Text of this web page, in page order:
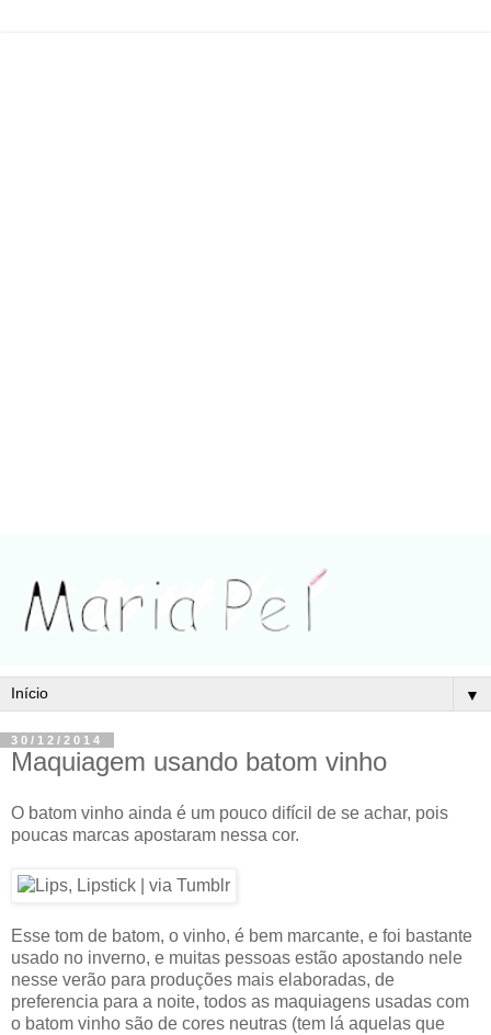
▼
30/12/2014
Maquiagem usando batom vinho
O batom vinho ainda é um pouco difícil de se achar, pois
poucas marcas apostaram nessa cor.
Esse tom de batom, o vinho, é bem marcante, e foi bastante
usado no inverno, e muitas pessoas estão apostando nele
nesse verão para produções mais elaboradas, de
preferencia para a noite, todos as maquiagens usadas com
o batom vinho são de cores neutras (tem lá aquelas que